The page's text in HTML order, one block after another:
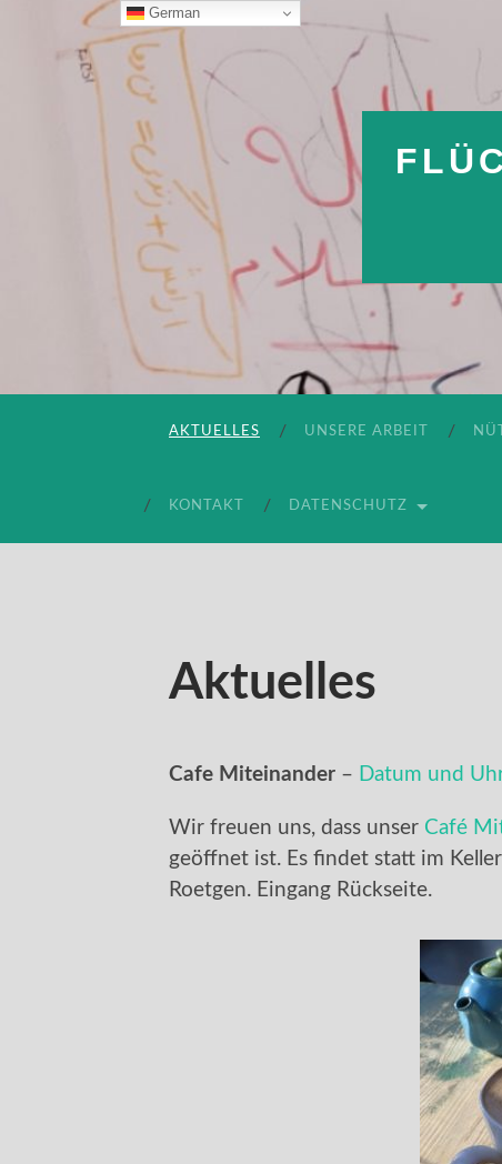
AKTUELLES UNSERE ARBEIT
KONTAKT DATENSCHUTZ
Aktuelles
Cafe Miteinander – Datum und
Wir freuen uns, dass unser Café
geöffnet ist. Es findet statt im
Roetgen. Eingang Rückseite.
German